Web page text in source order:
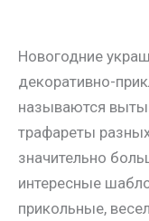
Новогодние
декоративно-
называются
трафареты
значительно
интересные
прикольные,